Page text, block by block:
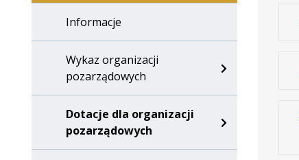
Informacje
Wykaz organizacji
pozarządowych
Dotacje dla organizacji
pozarządowych